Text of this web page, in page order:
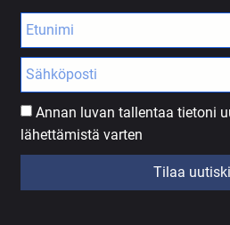
Annan luvan tallentaa tietoni
lähettämistä varten
Tilaa